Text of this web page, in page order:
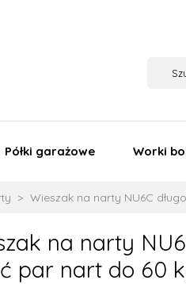
Półki garażowe Worki
Wieszak na narty NU6C
na narty
par nart do 60